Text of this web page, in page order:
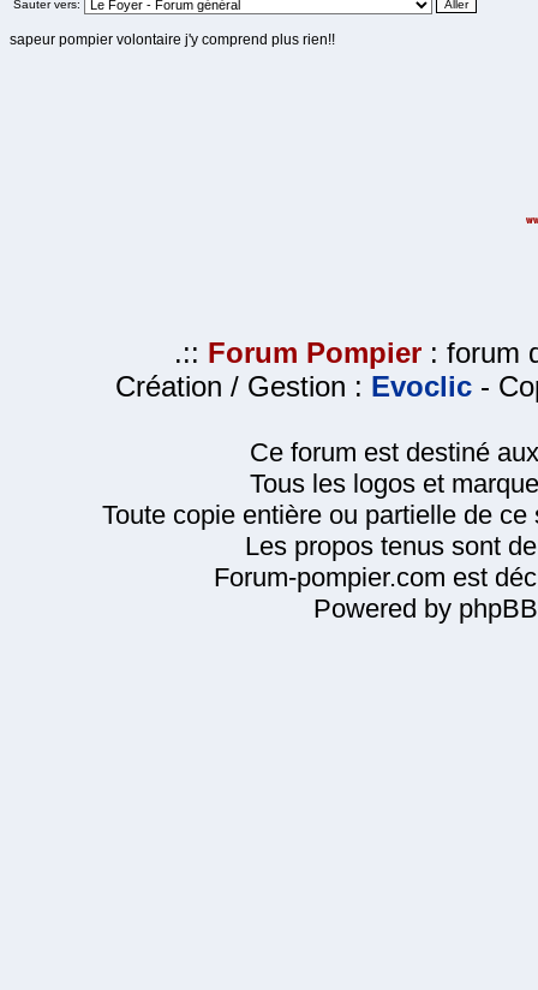
Sauter vers:
sapeur pompier volontaire j'y comprend plus rien!!
.:: Forum Pompier : forum
Création / Gestion : Evoclic -
Ce forum est destiné
Tous les logos et
Toute copie entière ou partielle de
Les propos tenus sont
Forum-pompier.com est
Powered by